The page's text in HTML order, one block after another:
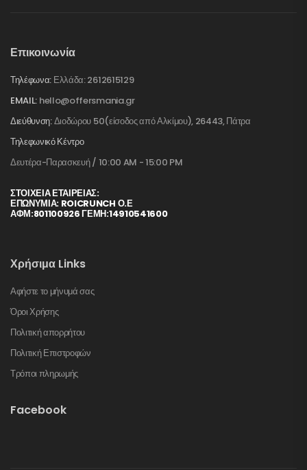
Επικοινωνία
Τηλέφωνα: Ελλάδα: 2612615129
EMAIL: hello@offersmania.gr
Διεύθυνση:Διοδώρου 50(είσοδος από Αλκίμου), 26443, Πάτρα
Τηλεφωνικό Κέντρο
Δευτέρα-Παρασκευή / 10:00 AM - 15:00 PM
ΣΤΟΙΧΕΊΑ ΕΤΑΙΡΕΊΑΣ:
ΕΠΩΝΥΜΙΑ: ROICRUNCH Ο.Ε
ΑΦΜ:801100926 ΓΕΜΗ:14910541600
Χρήσιμα Links
Αφήστε το μήνυμά σας
Όροι Χρήσης
Πολιτική απορρήτου
Πολιτική Επιστροφών
Τρόποι πληρωμής
Facebook